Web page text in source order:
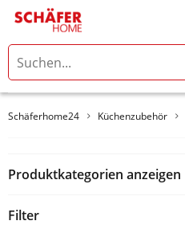
Schäferhome24 Küchenzubehör
Produktkategorien anzeigen
Filter